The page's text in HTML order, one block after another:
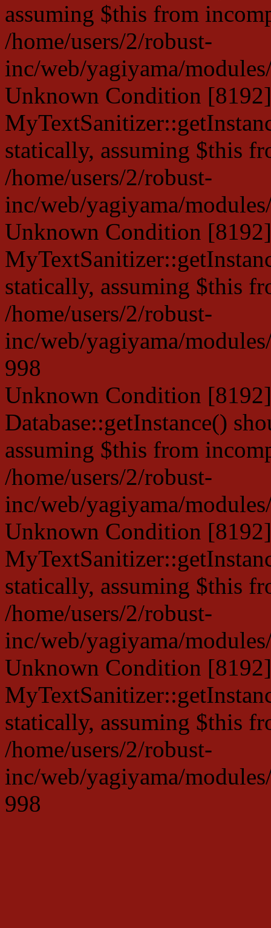
assuming $this from
/home/users/2/robust-
inc/web/yagiyama/
Unknown Condition
statically, assuming $this
/home/users/2/robust-
inc/web/yagiyama/
Unknown Condition
statically, assuming $this
/home/users/2/robust-
inc/web/yagiyama/
998
Unknown Condition
Database::getInstance()
assuming $this from
/home/users/2/robust-
inc/web/yagiyama/
Unknown Condition
statically, assuming $this
/home/users/2/robust-
inc/web/yagiyama/
Unknown Condition
statically, assuming $this
/home/users/2/robust-
inc/web/yagiyama/
998